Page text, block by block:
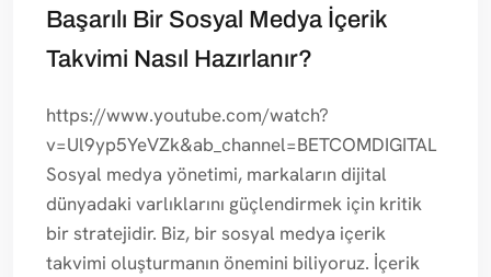
Başarılı Bir Sosyal Medya İçerik
Takvimi Nasıl Hazırlanır?
https://www.youtube.com/watch?
v=Ul9yp5YeVZk&ab_channel=BETCOMDIGITAL
Sosyal medya yönetimi, markaların dijital
dünyadaki varlıklarını güçlendirmek için kritik
bir stratejidir. Biz, bir sosyal medya içerik
takvimi oluşturmanın önemini biliyoruz. İçerik